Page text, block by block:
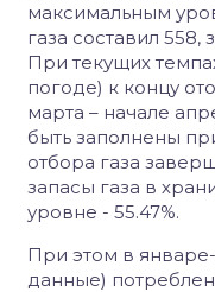
максимальным
газа составил 558,
При текущих
погоде) к концу
марта – начале
быть заполнены
отбора газа
запасы газа в
уровне - 55.47%.
При этом в
данные)